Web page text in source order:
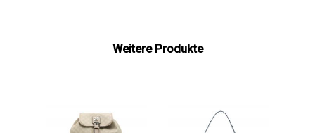
Weitere Produkte